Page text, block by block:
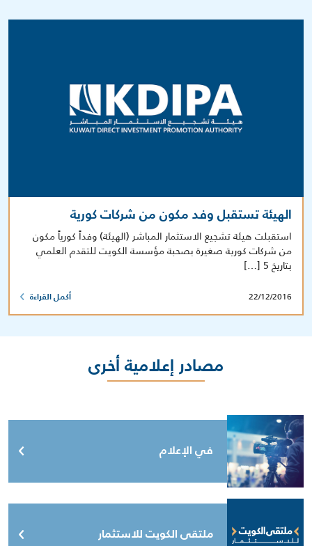
الهيئة تستقبل وفد مكون من شركات كورية
استقبلت هيئة تشجيع الاستثمار المباشر (الهيئة) وفداً كورياً مكون
من شركات كورية صغيرة بصحبة مؤسسة الكويت للتقدم العلمي
بتاريخ 5 […]
22/12/2016 أكمل القراءة
مصادر إعلامية أخرى
في الإعلام
ملتقى الكويت للاستثمار